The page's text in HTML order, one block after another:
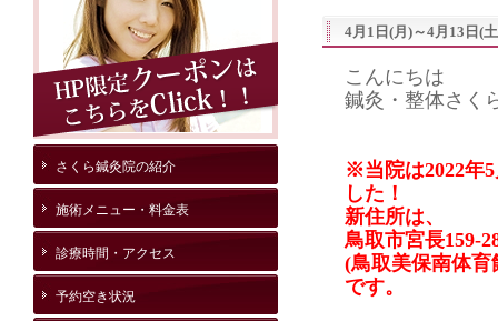
4月1日(月)～4月13日(
こんにちは
鍼灸・整体さく
※当院は2022年
した！
新住所は、
鳥取市宮長159-
(鳥取美保南体育
です。
さくら鍼灸院の紹介
施術メニュー・料金表
診療時間・アクセス
予約空き状況